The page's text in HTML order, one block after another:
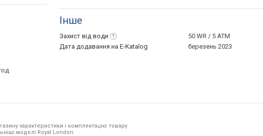
Інше
Захист від води
50 WR / 5 ATM
Дата додавання на E-Katalog
березень 2023
характеристики і комплектацію товару
моделі Royal London.